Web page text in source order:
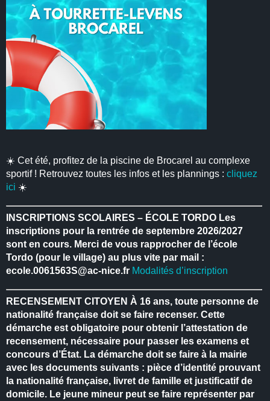
☀️ Cet été, profitez de la piscine de Brocarel au complexe
sportif ! Retrouvez toutes les infos et les plannings :cliquez
ici ☀️
INSCRIPTIONS SCOLAIRES – ÉCOLE TORDO Les
inscriptions pour la rentrée de septembre 2026/2027
sont en cours. Merci de vous rapprocher de l’école
Tordo (pour le village) au plus vite par mail :
ecole.0061563S@ac-nice.fr Modalités d’inscription
RECENSEMENT CITOYEN À 16 ans, toute personne de
nationalité française doit se faire recenser. Cette
démarche est obligatoire pour obtenir l’attestation de
recensement, nécessaire pour passer les examens et
concours d’État. La démarche doit se faire à la mairie
avec les documents suivants : pièce d’identité prouvant
la nationalité française, livret de famille et justificatif de
domicile. Le jeune mineur peut se faire représenter par